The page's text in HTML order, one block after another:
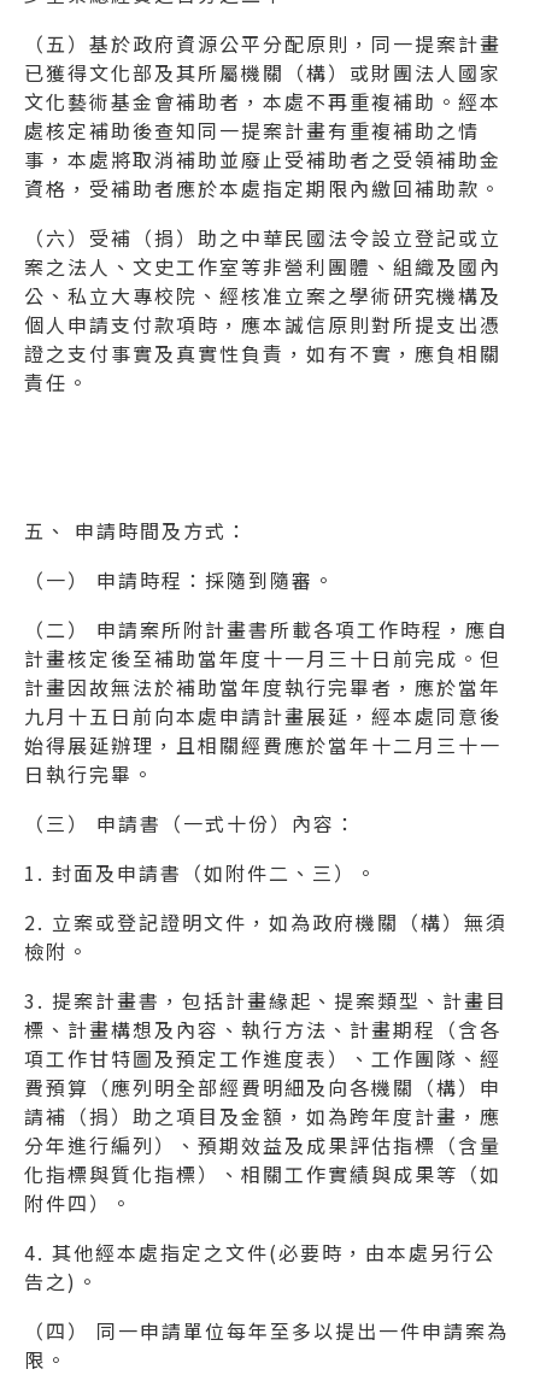
（五）基於政府資源公平分配原則，同一提案計畫
已獲得文化部及其所屬機關（構）或財團法人國家
文化藝術基金會補助者，本處不再重複補助。經本
處核定補助後查知同一提案計畫有重複補助之情
事，本處將取消補助並廢止受補助者之受領補助金
資格，受補助者應於本處指定期限內繳回補助款。
（六）受補（捐）助之中華民國法令設立登記或立
案之法人、文史工作室等非營利團體、組織及國內
公、私立大專校院、經核准立案之學術研究機構及
個人申請支付款項時，應本誠信原則對所提支出憑
證之支付事實及真實性負責，如有不實，應負相關
責任。
五、 申請時間及方式：
（一） 申請時程：採隨到隨審。
（二） 申請案所附計畫書所載各項工作時程，應自
計畫核定後至補助當年度十一月三十日前完成。但
計畫因故無法於補助當年度執行完畢者，應於當年
九月十五日前向本處申請計畫展延，經本處同意後
始得展延辦理，且相關經費應於當年十二月三十一
日執行完畢。
（三） 申請書（一式十份）內容：
1. 封面及申請書（如附件二、三）。
2. 立案或登記證明文件，如為政府機關（構）無須
檢附。
3. 提案計畫書，包括計畫緣起、提案類型、計畫目
標、計畫構想及內容、執行方法、計畫期程（含各
項工作甘特圖及預定工作進度表）、工作團隊、經
費預算（應列明全部經費明細及向各機關（構）申
請補（捐）助之項目及金額，如為跨年度計畫，應
分年進行編列）、預期效益及成果評估指標（含量
化指標與質化指標）、相關工作實績與成果等（如
附件四）。
4. 其他經本處指定之文件(必要時，由本處另行公
告之)。
（四） 同一申請單位每年至多以提出一件申請案為
限。